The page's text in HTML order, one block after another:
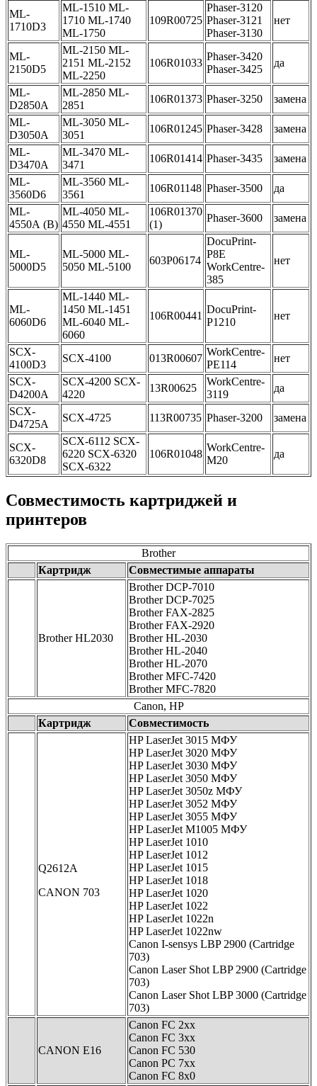
ML-
1710D3
ML-1510 ML-
1710 ML-1740
ML-1750
109R00725
Phaser-3120
Phaser-3121
Phaser-3130
нет
ML-
2150D5
ML-2150 ML-
2151 ML-2152
ML-2250
106R01033
Phaser-3420
Phaser-3425
да
ML-
D2850A
ML-2850 ML-
2851
106R01373 Phaser-3250
замена
ML-
D3050A
ML-3050 ML-
3051
106R01245 Phaser-3428
замена
ML-
D3470A
ML-3470 ML-
3471
106R01414 Phaser-3435
замена
ML-
3560D6
ML-3560 ML-
3561
106R01148 Phaser-3500
да
ML-
4550A (B)
ML-4050 ML-
4550 ML-4551
106R01370
(1)
Phaser-3600 замена
ML-
5000D5
ML-5000 ML-
5050 ML-5100
603P06174
DocuPrint-
P8E
WorkCentre-
385
нет
ML-
6060D6
ML-1440 ML-
1450 ML-1451
ML-6040 ML-
6060
106R00441
DocuPrint-
P1210
нет
SCX-
4100D3
SCX-4100 013R00607
WorkCentre-
PE114
нет
SCX-
D4200A
SCX-4200 SCX-
4220
13R00625
WorkCentre-
3119
да
SCX-
D4725A
SCX-4725 113R00735 Phaser-3200 замена
SCX-
6320D8
SCX-6112 SCX-
6220 SCX-6320
SCX-6322
106R01048
WorkCentre-
M20
да
Совместимость картриджей и
принтеров
Brother
Картридж
Совместимые аппараты
Brother HL2030
Brother DCP-7010
Brother DCP-7025
Brother FAX-2825
Brother FAX-2920
Brother HL-2030
Brother HL-2040
Brother HL-2070
Brother MFC-7420
Brother MFC-7820
Canon, HP
Картридж
Совместимость
Q2612A
CANON 703
HP LaserJet 3015 МФУ
HP LaserJet 3020 МФУ
HP LaserJet 3030 МФУ
HP LaserJet 3050 МФУ
HP LaserJet 3050z МФУ
HP LaserJet 3052 МФУ
HP LaserJet 3055 МФУ
HP LaserJet M1005 МФУ
HP LaserJet 1010
HP LaserJet 1012
HP LaserJet 1015
HP LaserJet 1018
HP LaserJet 1020
HP LaserJet 1022
HP LaserJet 1022n
HP LaserJet 1022nw
Canon I-sensys LBP 2900 (Cartridge
703)
Canon Laser Shot LBP 2900 (Cartridge
703)
Canon Laser Shot LBP 3000 (Cartridge
703)
CANON E16
Canon FC 2xx
Canon FC 3xx
Canon FC 530
Canon PC 7xх
Canon FC 8x0